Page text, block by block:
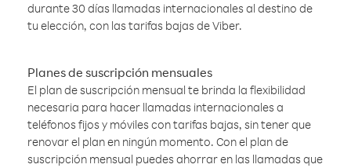
durante 30 días llamadas internacionales al destino de
tu elección, con las tarifas bajas de Viber.
Planes de suscripción mensuales
El plan de suscripción mensual te brinda la flexibilidad
necesaria para hacer llamadas internacionales a
teléfonos fijos y móviles con tarifas bajas, sin tener que
renovar el plan en ningún momento. Con el plan de
suscripción mensual puedes ahorrar en las llamadas que